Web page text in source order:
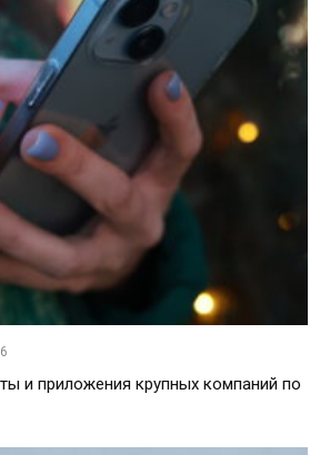
и приложения крупных компаний по